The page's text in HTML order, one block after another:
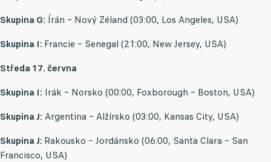
Skupina G: Írán – Nový Zéland (03:00, Los Angeles, USA)
Skupina I: Francie – Senegal (21:00, New Jersey, USA)
Středa 17. června
Skupina I: Irák – Norsko (00:00, Foxborough – Boston, USA)
Skupina J: Argentina – Alžírsko (03:00, Kansas City, USA)
Skupina J: Rakousko – Jordánsko (06:00, Santa Clara – San
Francisco, USA)